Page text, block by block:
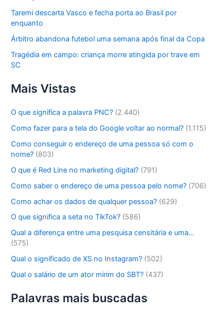
Taremi descarta Vasco e fecha porta ao Brasil por
enquanto
Árbitro abandona futebol uma semana após final da Copa
Tragédia em campo: criança morre atingida por trave em
SC
Mais Vistas
O que significa a palavra PNC? (2.440)
Como fazer para a tela do Google voltar ao normal? (1.115)
Como conseguir o endereço de uma pessoa só com o
nome? (803)
O que é Red Line no marketing digital? (791)
Como saber o endereço de uma pessoa pelo nome? (706)
Como achar os dados de qualquer pessoa? (629)
O que significa a seta no TikTok? (586)
Qual a diferença entre uma pesquisa censitária e uma…
(575)
Qual o significado de XS no Instagram? (502)
Qual o salário de um ator mirim do SBT? (437)
Palavras mais buscadas